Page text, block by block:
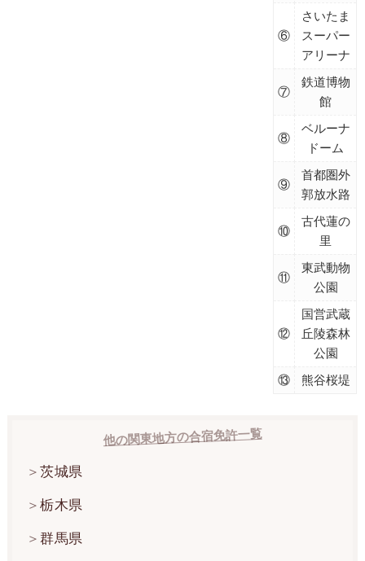
⑥
さいたま
スーパー
アリーナ
⑦
鉄道博物
館
⑧
ベルーナ
ドーム
⑨
首都圏外
郭放水路
⑩
古代蓮の
里
⑪
東武動物
公園
⑫
国営武蔵
丘陵森林
公園
⑬
熊谷桜堤
他の関東地方の合宿免許一覧
茨城県
栃木県
群馬県